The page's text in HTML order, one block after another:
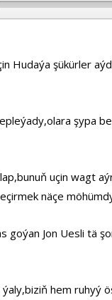
Hudaýa şükürler
uçin wagt
näçe
Jon Uesli tä
hem